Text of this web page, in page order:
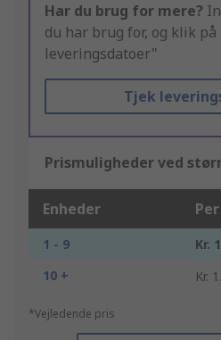
Har du brug for mere?
du har brug for, og klik
leveringsdatoer"
Tjek
Prismuligheder ved
Enheder
1 - 9
Kr.
10 +
Kr.
*Vejledende pris